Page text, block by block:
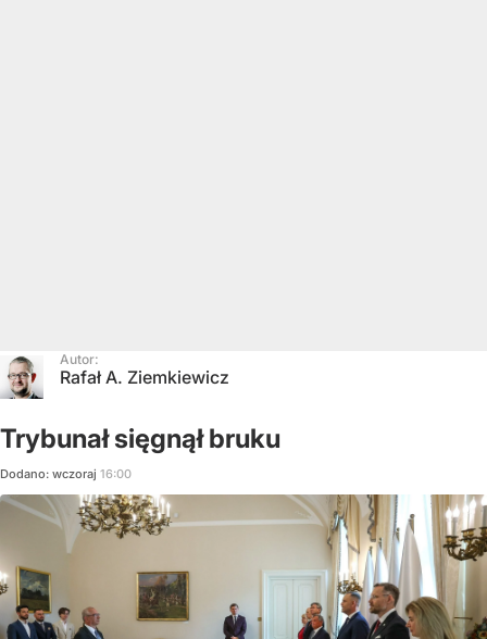
Autor:
Rafał A. Ziemkiewicz
Trybunał sięgnął bruku
Dodano: wczoraj 16:00